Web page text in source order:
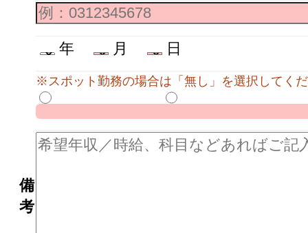
年 月 日
※スポット勤務の場合は「無し」を選択してく
備
考